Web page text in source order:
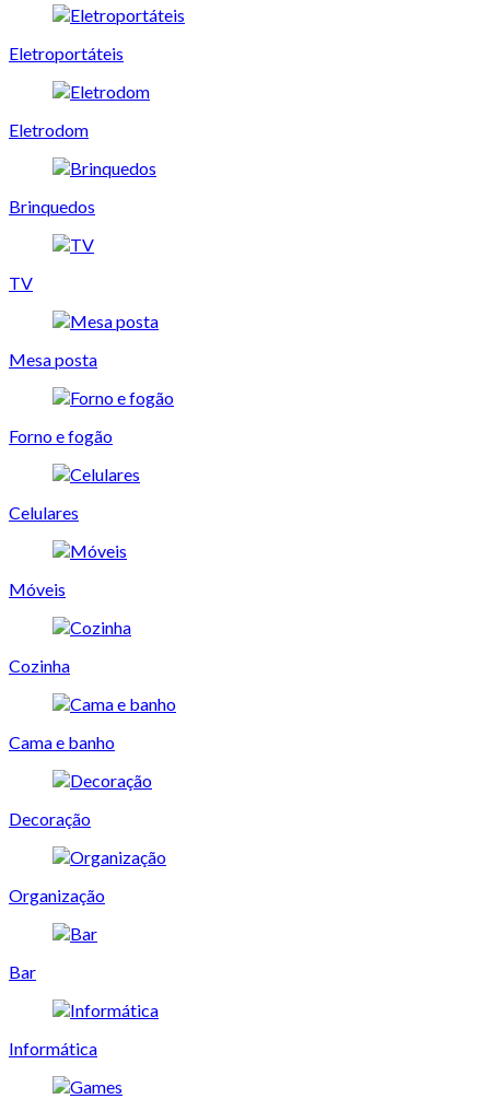
Eletroportáteis
Eletrodom
Brinquedos
TV
Mesa posta
Forno e fogão
Celulares
Móveis
Cozinha
Cama e banho
Decoração
Organização
Bar
Informática